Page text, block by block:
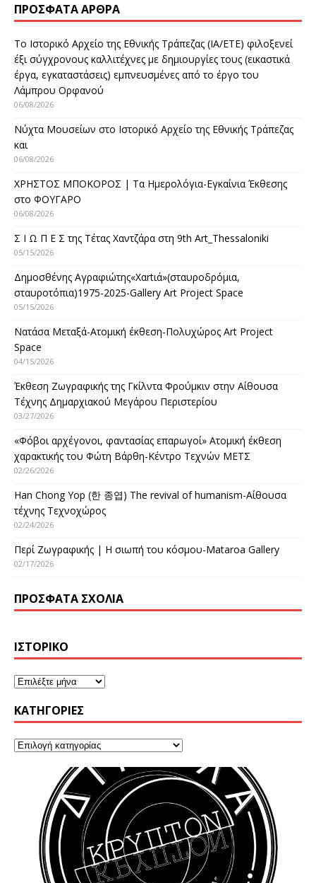
ΠΡΌΣΦΑΤΑ ΆΡΘΡΑ
Το Ιστορικό Αρχείο της Εθνικής Τράπεζας (ΙΑ/ΕΤΕ) φιλοξενεί
έξι σύγχρονους καλλιτέχνες με δημιουργίες τους (εικαστικά
έργα, εγκαταστάσεις) εμπνευσμένες από το έργο του
Λάμπρου Ορφανού
06/08/2026
Νύχτα Μουσείων στο Ιστορικό Αρχείο της Εθνικής Τράπεζας
και
06/08/2026
ΧΡΗΣΤΟΣ ΜΠΟΚΟΡΟΣ | Τα Ημερολόγια-Εγκαίνια Έκθεσης
στο ΦΟΥΓΑΡΟ
06/08/2026
Σ Ι Ω Π Ε Σ της Τέτας Χαντζάρα στη 9th Art_Thessaloniki
05/15/2026
Δημοσθένης Αγραφιώτης«Xαrtιά»(σταυροδρόμια,
σταυροτόπια)1975-2025-Gallery Art Project Space
05/15/2026
Νατάσα Μεταξά-Ατομική έκθεση-Πολυχώρος Art Project
Space
04/15/2026
Έκθεση Ζωγραφικής της Γκίλντα Φρούμκιν στην Αίθουσα
Τέχνης Δημαρχιακού Μεγάρου Περιστερίου
03/27/2026
«Φόβοι αρχέγονοι, φαντασίας επαρωγοί» Ατομική έκθεση
χαρακτικής του Φώτη Βάρθη-Κέντρο Τεχνών ΜΕΤΣ
02/26/2026
Han Chong Yop (한 종엽) The revival of humanism-Αίθουσα
τέχνης Τεχνοχώρος
02/24/2026
Περί Ζωγραφικής | Η σιωπή του κόσμου-Mataroa Gallery
02/17/2026
ΠΡΌΣΦΑΤΑ ΣΧΌΛΙΑ
ΙΣΤΟΡΙΚΌ
KΑΤΗΓΟΡΊΕΣ